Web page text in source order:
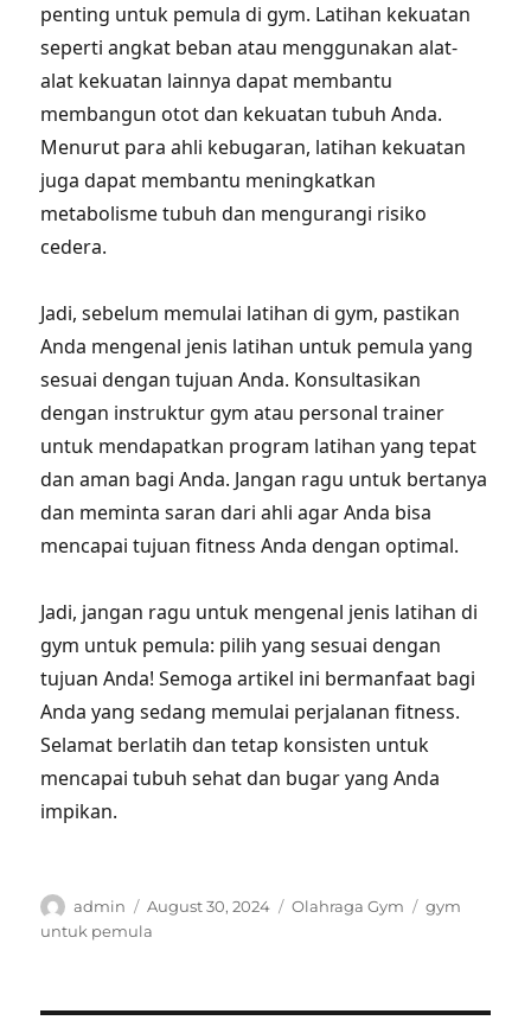
penting untuk pemula di gym. Latihan kekuatan
seperti angkat beban atau menggunakan alat-
alat kekuatan lainnya dapat membantu
membangun otot dan kekuatan tubuh Anda.
Menurut para ahli kebugaran, latihan kekuatan
juga dapat membantu meningkatkan
metabolisme tubuh dan mengurangi risiko
cedera.
Jadi, sebelum memulai latihan di gym, pastikan
Anda mengenal jenis latihan untuk pemula yang
sesuai dengan tujuan Anda. Konsultasikan
dengan instruktur gym atau personal trainer
untuk mendapatkan program latihan yang tepat
dan aman bagi Anda. Jangan ragu untuk bertanya
dan meminta saran dari ahli agar Anda bisa
mencapai tujuan fitness Anda dengan optimal.
Jadi, jangan ragu untuk mengenal jenis latihan di
gym untuk pemula: pilih yang sesuai dengan
tujuan Anda! Semoga artikel ini bermanfaat bagi
Anda yang sedang memulai perjalanan fitness.
Selamat berlatih dan tetap konsisten untuk
mencapai tubuh sehat dan bugar yang Anda
impikan.
Author
admin
Posted
on
August 30, 2024 Categories
Olahraga Gym Tags
gym
untuk pemula